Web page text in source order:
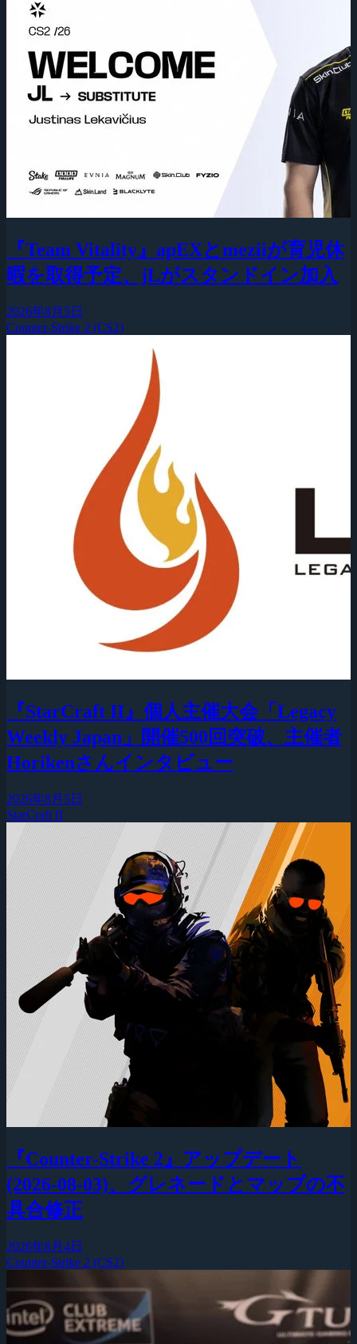
『Team Vitality』apEXとmeziiが育児休
暇を取得予定、jLがスタンドイン加入
2026年8月5日
Counter-Strike 2 (CS2)
『StarCraft II』個人主催大会「Legacy
Weekly Japan」開催500回突破、主催者
Horikenさんインタビュー
2026年8月5日
StarCraft II
『Counter-Strike 2』アップデート
(2026-08-03)、グレネードとマップの不
具合修正
2026年8月4日
Counter-Strike 2 (CS2)